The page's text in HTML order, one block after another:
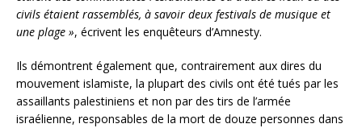
civils étaient rassemblés, à savoir deux festivals de musique et
une plage », écrivent les enquêteurs d’Amnesty.
Ils démontrent également que, contrairement aux dires du
mouvement islamiste, la plupart des civils ont été tués par les
assaillants palestiniens et non par des tirs de l’armée
israélienne, responsables de la mort de douze personnes dans